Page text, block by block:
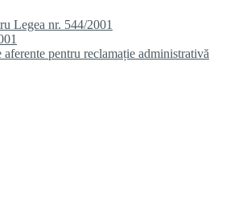
Legea nr. 544/2001
pentru reclamație administrativă